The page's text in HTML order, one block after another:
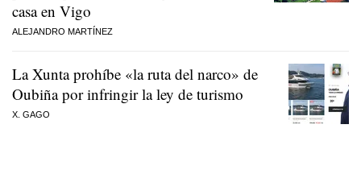
casa en Vigo
ALEJANDRO MARTÍNEZ
La Xunta prohíbe «la ruta del narco» de
Oubiña por infringir la ley de turismo
X. GAGO